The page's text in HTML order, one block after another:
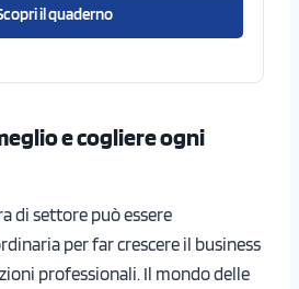
il quaderno
e cogliere ogni
di settore può essere
per far crescere il business
professionali. Il mondo delle